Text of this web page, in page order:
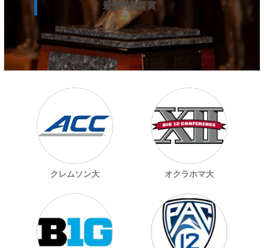
最優秀監督賞
詳細記事
クレムソン大 オクラホマ大